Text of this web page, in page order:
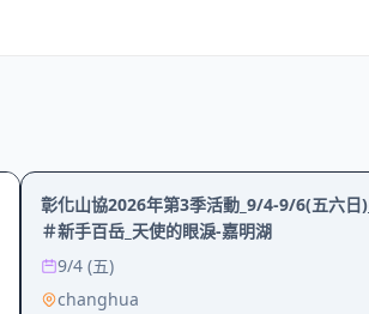
彰化山協2026年第3季活動_9/4-9/6(五六日)_
＃新手百岳_天使的眼淚-嘉明湖
9/4 (五)
changhua